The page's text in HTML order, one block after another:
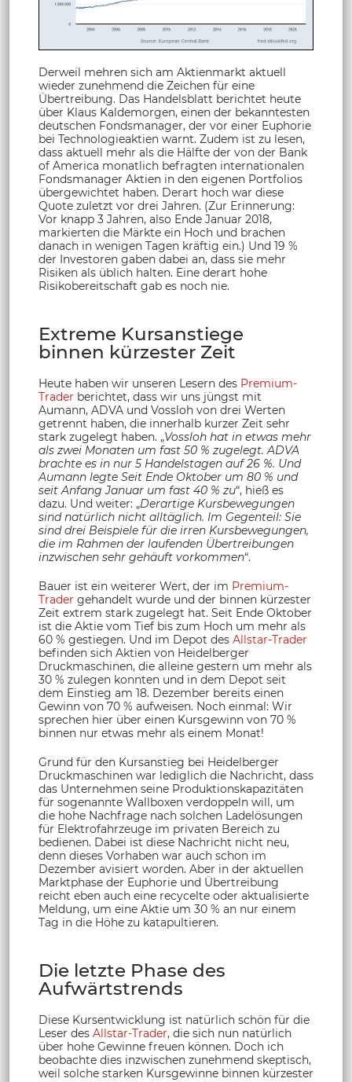
Derweil mehren sich am Aktienmarkt aktuell
wieder zunehmend die Zeichen für eine
Übertreibung. Das Handelsblatt berichtet heute
über Klaus Kaldemorgen, einen der bekanntesten
deutschen Fondsmanager, der vor einer Euphorie
bei Technologieaktien warnt. Zudem ist zu lesen,
dass aktuell mehr als die Hälfte der von der Bank
of America monatlich befragten internationalen
Fondsmanager Aktien in den eigenen Portfolios
übergewichtet haben. Derart hoch war diese
Quote zuletzt vor drei Jahren. (Zur Erinnerung:
Vor knapp 3 Jahren, also Ende Januar 2018,
markierten die Märkte ein Hoch und brachen
danach in wenigen Tagen kräftig ein.) Und 19 %
der Investoren gaben dabei an, dass sie mehr
Risiken als üblich halten. Eine derart hohe
Risikobereitschaft gab es noch nie.
Extreme Kursanstiege
binnen kürzester Zeit
Heute haben wir unseren Lesern des Premium-
Trader berichtet, dass wir uns jüngst mit
Aumann, ADVA und Vossloh von drei Werten
getrennt haben, die innerhalb kurzer Zeit sehr
stark zugelegt haben. „Vossloh hat in etwas mehr
als zwei Monaten um fast 50 % zugelegt. ADVA
brachte es in nur 5 Handelstagen auf 26 %. Und
Aumann legte Seit Ende Oktober um 80 % und
seit Anfang Januar um fast 40 % zu“, hieß es
dazu. Und weiter: „Derartige Kursbewegungen
sind natürlich nicht alltäglich. Im Gegenteil: Sie
sind drei Beispiele für die irren Kursbewegungen,
die im Rahmen der laufenden Übertreibungen
inzwischen sehr gehäuft vorkommen“.
Bauer ist ein weiterer Wert, der im Premium-
Trader gehandelt wurde und der binnen kürzester
Zeit extrem stark zugelegt hat. Seit Ende Oktober
ist die Aktie vom Tief bis zum Hoch um mehr als
60 % gestiegen. Und im Depot des Allstar-Trader
befinden sich Aktien von Heidelberger
Druckmaschinen, die alleine gestern um mehr als
30 % zulegen konnten und in dem Depot seit
dem Einstieg am 18. Dezember bereits einen
Gewinn von 70 % aufweisen. Noch einmal: Wir
sprechen hier über einen Kursgewinn von 70 %
binnen nur etwas mehr als einem Monat!
Grund für den Kursanstieg bei Heidelberger
Druckmaschinen war lediglich die Nachricht, dass
das Unternehmen seine Produktionskapazitäten
für sogenannte Wallboxen verdoppeln will, um
die hohe Nachfrage nach solchen Ladelösungen
für Elektrofahrzeuge im privaten Bereich zu
bedienen. Dabei ist diese Nachricht nicht neu,
denn dieses Vorhaben war auch schon im
Dezember avisiert worden. Aber in der aktuellen
Marktphase der Euphorie und Übertreibung
reicht eben auch eine recycelte oder aktualisierte
Meldung, um eine Aktie um 30 % an nur einem
Tag in die Höhe zu katapultieren.
Die letzte Phase des
Aufwärtstrends
Diese Kursentwicklung ist natürlich schön für die
Leser des Allstar-Trader, die sich nun natürlich
über hohe Gewinne freuen können. Doch ich
beobachte dies inzwischen zunehmend skeptisch,
weil solche starken Kursgewinne binnen kürzester